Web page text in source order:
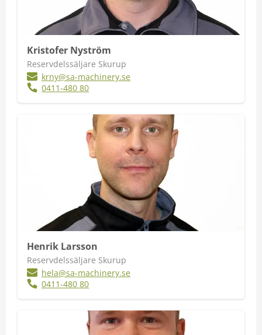
Kristofer Nyström
Reservdelssäljare Skurup
krny@sa-machinery.se
0411-480 80
Henrik Larsson
Reservdelssäljare Skurup
hela@sa-machinery.se
0411-480 80